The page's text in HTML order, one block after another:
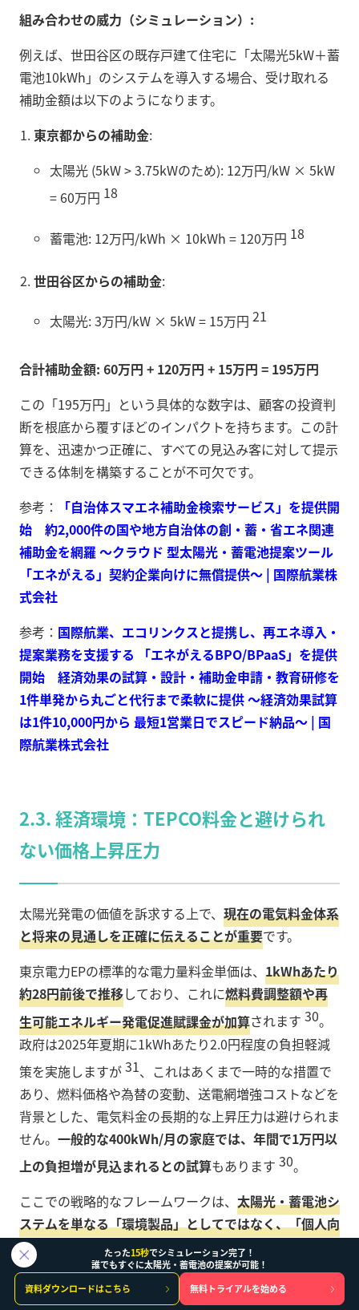
組み合わせの威力（シミュレーション）:
例えば、世田谷区の既存戸建て住宅に「太陽光5kW＋蓄
電池10kWh」のシステムを導入する場合、受け取れる
補助金額は以下のようになります。
東京都からの補助金:
太陽光 (5kW > 3.75kWのため): 12万円/kW × 5kW
= 60万円 18
蓄電池: 12万円/kWh × 10kWh = 120万円 18
世田谷区からの補助金:
太陽光: 3万円/kW × 5kW = 15万円 21
合計補助金額: 60万円 + 120万円 + 15万円 = 195万円
この「195万円」という具体的な数字は、顧客の投資判
断を根底から覆すほどのインパクトを持ちます。この計
算を、迅速かつ正確に、すべての見込み客に対して提示
できる体制を構築することが不可欠です。
参考：
「自治体スマエネ補助金検索サービス」を提供開
始 約2,000件の国や地方自治体の創・蓄・省エネ関連
補助金を網羅 ～クラウド 型太陽光・蓄電池提案ツール
「エネがえる」契約企業向けに無償提供～ | 国際航業株
式会社
参考： 国際航業、エコリンクスと提携し、再エネ導入・
提案業務を支援する 「エネがえるBPO/BPaaS」を提供
開始 経済効果の試算・設計・補助金申請・教育研修を
1件単発から丸ごと代行まで柔軟に提供 ～経済効果試算
は1件10,000円から 最短1営業日でスピード納品～ | 国
際航業株式会社
2.3. 経済環境：TEPCO料金と避けられ
ない価格上昇圧力
太陽光発電の価値を訴求する上で、 現在の電気料金体系
と将来の見通しを正確に伝えることが重要です。
東京電力EPの標準的な電力量料金単価は、 1kWhあたり
約28円前後で推移しており、これに燃料費調整額や再
生可能エネルギー発電促進賦課金が加算されます 30。
政府は2025年夏期に1kWhあたり2.0円程度の負担軽減
策を実施しますが31、これはあくまで一時的な措置で
あり、燃料価格や為替の変動、送電網増強コストなどを
背景とした、電気料金の長期的な上昇圧力は避けられま
せん。 一般的な400kWh/月の家庭では、年間で1万円以
上の負担増が見込まれるとの試算もあります 30。
ここでの戦略的なフレームワークは、 太陽光・蓄電池シ
ステムを単なる「環境製品」としてではなく、「個人向
け・自家用の固定料金エネルギー計画」として提案する
ことです。これは、今後20年、30年にわたって、予測可
能で安価な電力を確保し、市場の価格変動リスクから家
たった15秒でシミュレーション完了！
誰でもすぐに太陽光・蓄電池の提案が可能！
資料ダウンロードはこちら
無料トライアルを始める